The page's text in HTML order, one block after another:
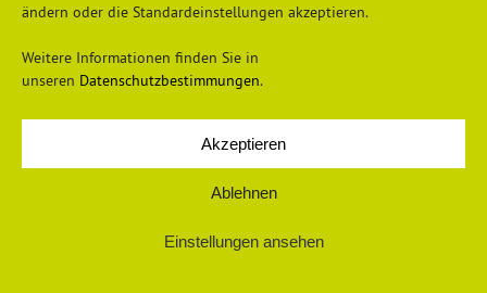
ändern oder die Standardeinstellungen akzeptieren.
Weitere Informationen finden Sie in
unseren Datenschutzbestimmungen.
Akzeptieren
Ablehnen
Einstellungen ansehen
Datenschutzerklärung Impressum
© 2026 Universum Verlag